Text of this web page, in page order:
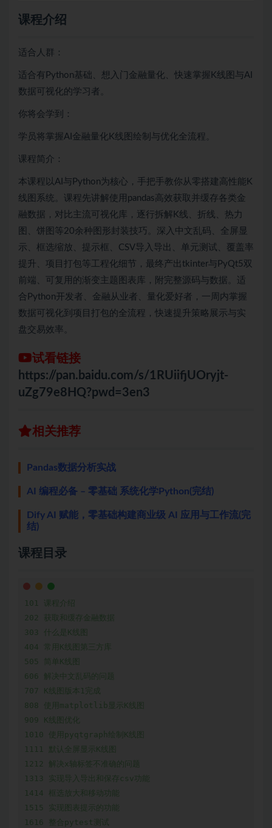
课程介绍
适合人群：
适合有Python基础、想入门金融量化、快速掌握K线图与AI
数据可视化的学习者。
你将会学到：
学员将掌握AI金融量化K线图绘制与优化全流程。
课程简介：
本课程以AI与Python为核心，手把手教你从零搭建高性能K
线图系统。课程先讲解使用pandas高效获取并缓存各类金
融数据，对比主流可视化库，逐行拆解K线、折线、热力
图、饼图等20余种图形封装技巧。深入中文乱码、全屏显
示、框选缩放、提示框、CSV导入导出、单元测试、覆盖率
提升、项目打包等工程化细节，最终产出tkinter与PyQt5双
前端、可复用的渐变主题图表库，附完整源码与数据。适
合Python开发者、金融从业者、量化爱好者，一周内掌握
数据可视化到项目打包的全流程，快速提升策略展示与实
盘交易效率。
试看链接
https://pan.baidu.com/s/1RUiifjUOryjt-
uZg79e8HQ?pwd=3en3
相关推荐
Pandas数据分析实战
AI 编程必备 – 零基础 系统化学Python(完结)
Dify AI 赋能，零基础构建商业级 AI 应用与工作流(完
结)
课程目录
101 课程介绍
202 获取和缓存金融数据
303 什么是K线图
404 常用K线图第三方库
505 简单K线图
606 解决中文乱码的问题
707 K线图版本1完成
808 使用matplotlib显示K线图
909 K线图优化
1010 使用pyqtgraph绘制K线图
1111 默认全屏显示K线图
1212 解决x轴标签不准确的问题
1313 实现导入导出和保存csv功能
1414 框选放大和移动功能
1515 实现图表提示的功能
1616 整合pytest测试